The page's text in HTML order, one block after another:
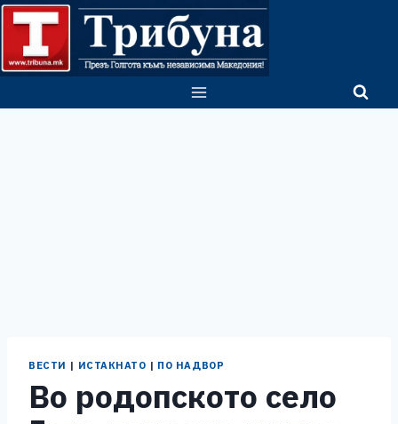
Skip
content
ВЕСТИ | ИСТАКНАТО | ПО НАДВОР
Во родопското село